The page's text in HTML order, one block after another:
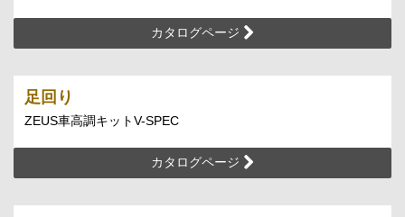
カタログページ
足回り
ZEUS車高調キットV-SPEC
カタログページ